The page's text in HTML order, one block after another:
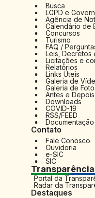
Busca
LGPD e
Agência de
Calendário de
Concursos
Turismo
FAQ /
Leis, Decretos
Licitações e
Relatórios
Links Úteis
Galeria de
Galeria de
Antes e Depois
Downloads
COVID-19
RSS/FEED
Documentação
Contato
Fale Conosco
Ouvidoria
e-SIC
SIC
Transparência
Portal da
Radar da
Destaques